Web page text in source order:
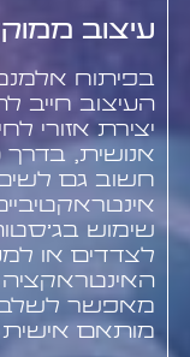
עיצוב
בפיתוח
העיצוב חייב
יצירת אזורי
חשוב גם לשים
שימוש
לצדדים או
האינטראקציה
מותאם אישית